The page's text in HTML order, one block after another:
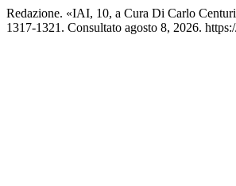
Redazione. «IAI, 10, a Cura Di Carlo
1317-1321. Consultato agosto 8, 2026.